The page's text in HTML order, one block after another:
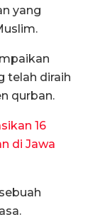
yang
telah diraih
qurban.
16
di Jawa